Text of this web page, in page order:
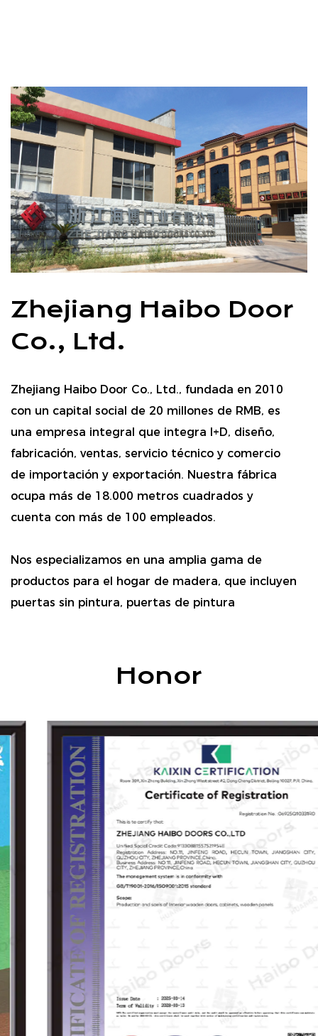
Zhejiang Haibo Door
Co., Ltd.
Zhejiang Haibo Door Co., Ltd., fundada en 2010
con un capital social de 20 millones de RMB, es
una empresa integral que integra I+D, diseño,
fabricación, ventas, servicio técnico y comercio
de importación y exportación. Nuestra fábrica
ocupa más de 18.000 metros cuadrados y
cuenta con más de 100 empleados.
Nos especializamos en una amplia gama de
productos para el hogar de madera, que incluyen
puertas sin pintura, puertas de pintura
chapa de madera. Nuestros productos son
ampliamente utilizados en casas, villas, hoteles,
Como una de las unidades de redacción del
estándar de la industria de la "puerta de madera
interior", Haibo persigue continuamente la
innovación y la excelencia. Guiados por los
principios de "calidad de calidad, desarrollo
basado en la integridad", nuestro objetivo es
construir una marca confiable con tecnología
avanzada, productos superiores, gestión
moderna y servicio atento.
Nuestros productos están certificados por los
estándares ISO, EU CE y Sable, y ofrecemos una
personalización completa basada en las
necesidades del cliente. Damos la bienvenida a
Honor